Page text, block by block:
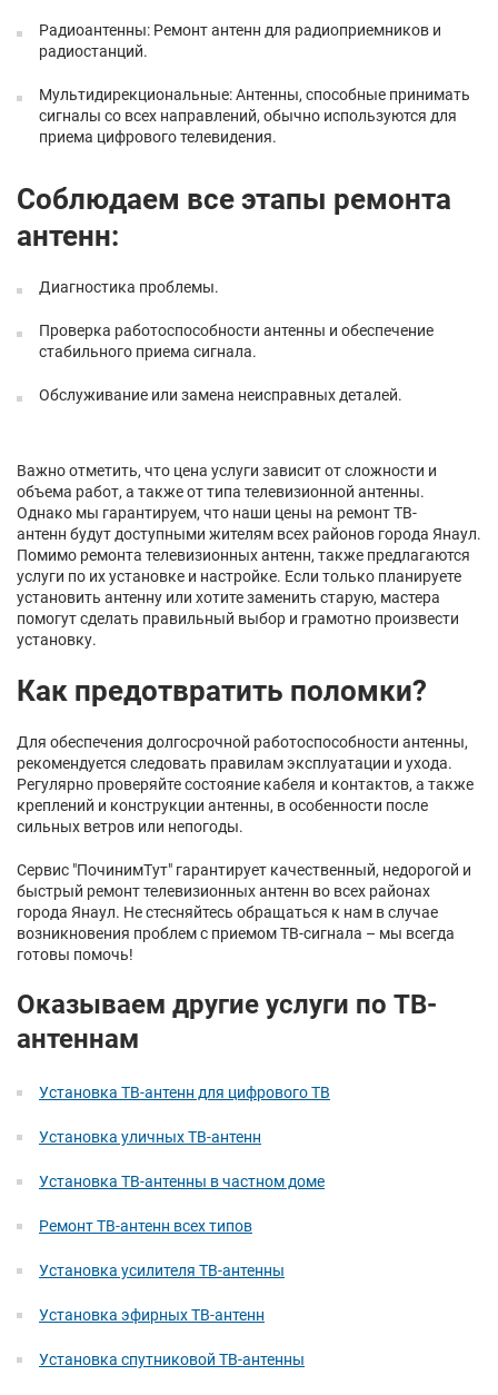
Радиоантенны: Ремонт антенн для радиоприемников и
радиостанций.
Мультидирекциональные: Антенны, способные принимать
сигналы со всех направлений, обычно используются для
приема цифрового телевидения.
Соблюдаем все этапы ремонта
антенн:
Диагностика проблемы.
Проверка работоспособности антенны и обеспечение
стабильного приема сигнала.
Обслуживание или замена неисправных деталей.
Важно отметить, что цена услуги зависит от сложности и
объема работ, а также от типа телевизионной антенны.
Однако мы гарантируем, что наши цены на ремонт ТВ-
антенн будут доступными жителям всех районов города Янаул.
Помимо ремонта телевизионных антенн, также предлагаются
услуги по их установке и настройке. Если только планируете
установить антенну или хотите заменить старую, мастера
помогут сделать правильный выбор и грамотно произвести
установку.
Как предотвратить поломки?
Для обеспечения долгосрочной работоспособности антенны,
рекомендуется следовать правилам эксплуатации и ухода.
Регулярно проверяйте состояние кабеля и контактов, а также
креплений и конструкции антенны, в особенности после
сильных ветров или непогоды.
Сервис "ПочинимТут" гарантирует качественный, недорогой и
быстрый ремонт телевизионных антенн во всех районах
города Янаул. Не стесняйтесь обращаться к нам в случае
возникновения проблем с приемом ТВ-сигнала – мы всегда
готовы помочь!
Оказываем другие услуги по ТВ-
антеннам
Установка ТВ-антенн для цифрового ТВ
Установка уличных ТВ-антенн
Установка ТВ-антенны в частном доме
Ремонт ТВ-антенн всех типов
Установка усилителя ТВ-антенны
Установка эфирных ТВ-антенн
Установка спутниковой ТВ-антенны